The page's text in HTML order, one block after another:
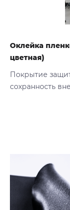
Оклейка
цветная)
Покрытие
сохранность